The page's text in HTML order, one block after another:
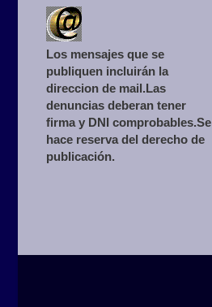
Los mensajes que se
publiquen incluirán la
direccion de mail.Las
denuncias deberan tener
firma y DNI comprobables.Se
hace reserva del derecho de
publicación.